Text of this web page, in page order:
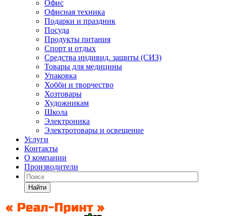
Офис
Офисная техника
Подарки и праздник
Посуда
Продукты питания
Спорт и отдых
Средства индивид. защиты (СИЗ)
Товары для медицины
Упаковка
Хобби и творчество
Хозтовары
Художникам
Школа
Электроника
Электротовары и освещение
Услуги
Контакты
О компании
Производители
Найти